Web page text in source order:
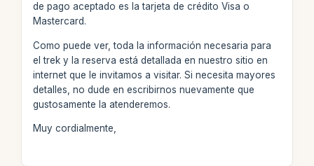
de pago aceptado es la tarjeta de crédito Visa o
Mastercard.
Como puede ver, toda la información necesaria para
el trek y la reserva está detallada en nuestro sitio en
internet que le invitamos a visitar. Si necesita mayores
detalles, no dude en escribirnos nuevamente que
gustosamente la atenderemos.
Muy cordialmente,